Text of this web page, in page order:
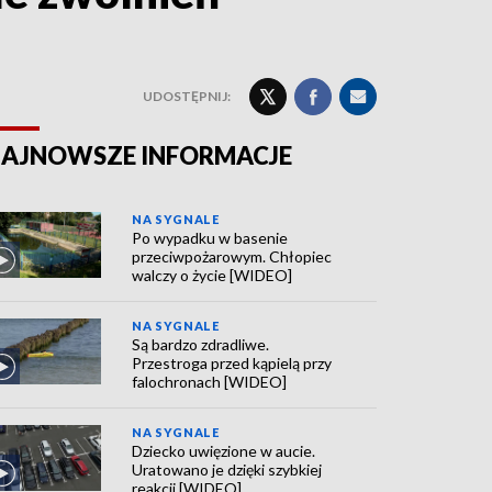
UDOSTĘPNIJ:
INFORMACJE
NA SYGNALE
Po wypadku w basenie
przeciwpożarowym. Chłopiec
walczy o życie [WIDEO]
NA SYGNALE
Są bardzo zdradliwe.
Przestroga przed kąpielą przy
falochronach [WIDEO]
NA SYGNALE
Dziecko uwięzione w aucie.
Uratowano je dzięki szybkiej
reakcji [WIDEO]